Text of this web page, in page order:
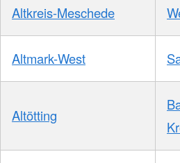
Altkreis-Meschede
Altmark-West
Altötting